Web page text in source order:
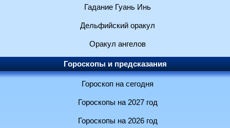
Гадание Гуань Инь
Дельфийский оракул
Оракул ангелов
Гороскопы и предсказания
Гороскоп на сегодня
Гороскопы на 2027 год
Гороскопы на 2026 год